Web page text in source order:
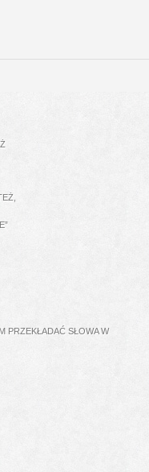
PRZEKŁADAĆ SŁOWA W